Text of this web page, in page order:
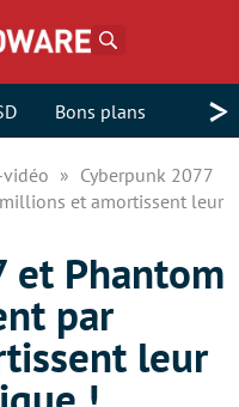
Bons plans >
vidéo
Cyberpunk 2077
et amortissent leur
et Phantom
par
leur